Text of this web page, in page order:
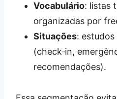
Vocabulário: listas
organizadas por
Situações: estudos
(check‑in,
recomendações).